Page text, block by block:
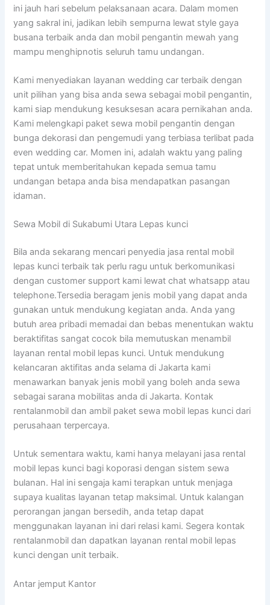
ini jauh hari sebelum pelaksanaan acara. Dalam momen
yang sakral ini, jadikan lebih sempurna lewat style gaya
busana terbaik anda dan mobil pengantin mewah yang
mampu menghipnotis seluruh tamu undangan.
Kami menyediakan layanan wedding car terbaik dengan
unit pilihan yang bisa anda sewa sebagai mobil pengantin,
kami siap mendukung kesuksesan acara pernikahan anda.
Kami melengkapi paket sewa mobil pengantin dengan
bunga dekorasi dan pengemudi yang terbiasa terlibat pada
even wedding car. Momen ini, adalah waktu yang paling
tepat untuk memberitahukan kepada semua tamu
undangan betapa anda bisa mendapatkan pasangan
idaman.
Sewa Mobil di Sukabumi Utara Lepas kunci
Bila anda sekarang mencari penyedia jasa rental mobil
lepas kunci terbaik tak perlu ragu untuk berkomunikasi
dengan customer support kami lewat chat whatsapp atau
telephone.Tersedia beragam jenis mobil yang dapat anda
gunakan untuk mendukung kegiatan anda. Anda yang
butuh area pribadi memadai dan bebas menentukan waktu
beraktifitas sangat cocok bila memutuskan menambil
layanan rental mobil lepas kunci. Untuk mendukung
kelancaran aktifitas anda selama di Jakarta kami
menawarkan banyak jenis mobil yang boleh anda sewa
sebagai sarana mobilitas anda di Jakarta. Kontak
rentalanmobil dan ambil paket sewa mobil lepas kunci dari
perusahaan terpercaya.
Untuk sementara waktu, kami hanya melayani jasa rental
mobil lepas kunci bagi koporasi dengan sistem sewa
bulanan. Hal ini sengaja kami terapkan untuk menjaga
supaya kualitas layanan tetap maksimal. Untuk kalangan
perorangan jangan bersedih, anda tetap dapat
menggunakan layanan ini dari relasi kami. Segera kontak
rentalanmobil dan dapatkan layanan rental mobil lepas
kunci dengan unit terbaik.
Antar jemput Kantor